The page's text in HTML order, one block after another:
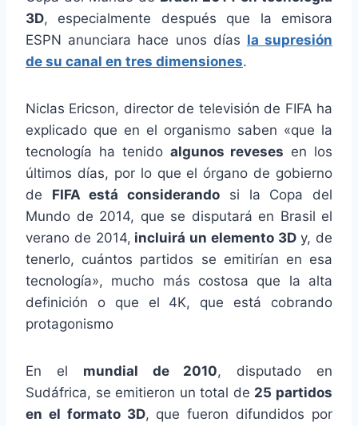
3D, especialmente después que la emisora
ESPN anunciara hace unos días la supresión
de su canal en tres dimensiones.
Niclas Ericson, director de televisión de FIFA ha
explicado que en el organismo saben «que la
tecnología ha tenido algunos reveses en los
últimos días, por lo que el órgano de gobierno
de FIFA está considerando si la Copa del
Mundo de 2014, que se disputará en Brasil el
verano de 2014, incluirá un elemento 3Dy, de
tenerlo, cuántos partidos se emitirían en esa
tecnología», mucho más costosa que la alta
definición o que el 4K, que está cobrando
protagonismo
En el mundial de 2010, disputado en
Sudáfrica, se emitieron un total de 25 partidos
en el formato 3D, que fueron difundidos por